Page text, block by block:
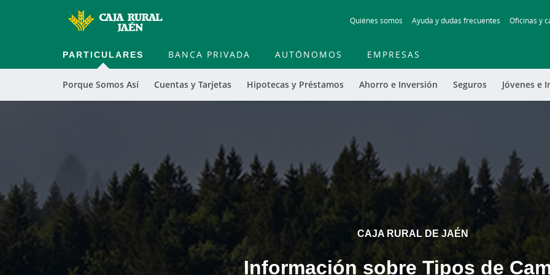
to
contentt
Quiénes somos Ayuda y dudas frecuentes Oficinas y
PARTICULARES
Porque Somos Así Cuentas y Tarjetas Hipotecas y Préstamos Ahorro e Inversión Seguros Jóvenes e
BANCA PRIVADA AUTÓNOMOS EMPRESAS
CAJA RURAL DE JAÉN
Información sobre Tipos de